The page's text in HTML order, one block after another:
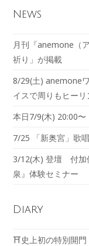
News
月刊『anemone（
祈り」が掲載
8/29(土) anemone
イスで周りもヒー
本日7/9(木) 20:00
7/25 「新奥宮」歌
3/12(木) 登壇 付加
泉』体験セミナー
Diary
⛩️史上初の特別開門